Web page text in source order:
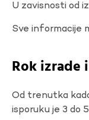
U zavisnosti od
Sve informacije
Rok izrade
Od trenutka
isporuku je 3 do